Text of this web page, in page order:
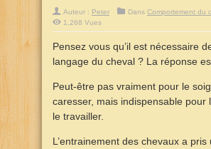
Auteur : Peter Dans Comportement du
1,268 Vues
Pensez vous qu’il est nécessaire
langage du cheval ? La réponse
Peut-être pas vraiment pour le
caresser, mais indispensable pour
le travailler.
L’entrainement des chevaux a pris